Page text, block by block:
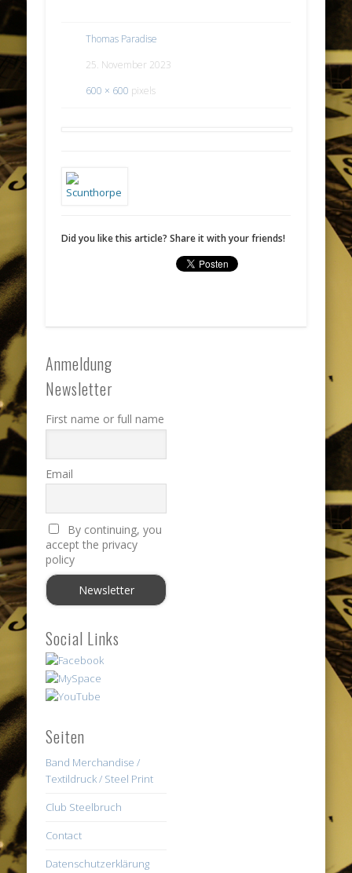
Thomas Paradise
25. November 2023
600 × 600 pixels
Did you like this article? Share it with your friends!
Anmeldung
Newsletter
First name or full name
Email
By continuing, you
accept the privacy
policy
Social Links
Seiten
Band Merchandise /
Textildruck / Steel Print
Club Steelbruch
Contact
Datenschutzerklärung